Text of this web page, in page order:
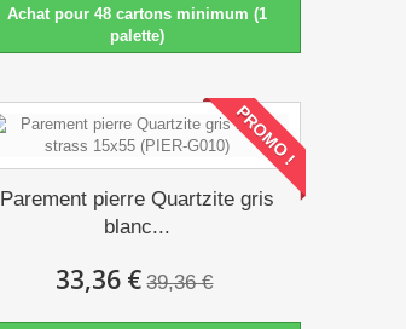
Achat pour 48 cartons minimum (1
palette)
PROMO !
Parement pierre Quartzite gris
blanc...
33,36 € 39,36 €